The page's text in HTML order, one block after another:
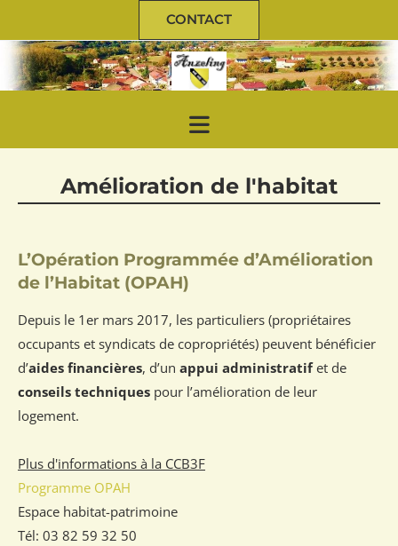
CONTACT
Amélioration de l'habitat
L’Opération Programmée d’Amélioration
de l’Habitat (OPAH)
Depuis le 1er mars 2017, les particuliers (propriétaires
occupants et syndicats de copropriétés) peuvent bénéficier
d’aides financières, d’un appui administratifet de
conseils techniques pour l’amélioration de leur
logement.
Plus d'informations à la CCB3F
Programme OPAH
Espace habitat-patrimoine
Tél: 03 82 59 32 50